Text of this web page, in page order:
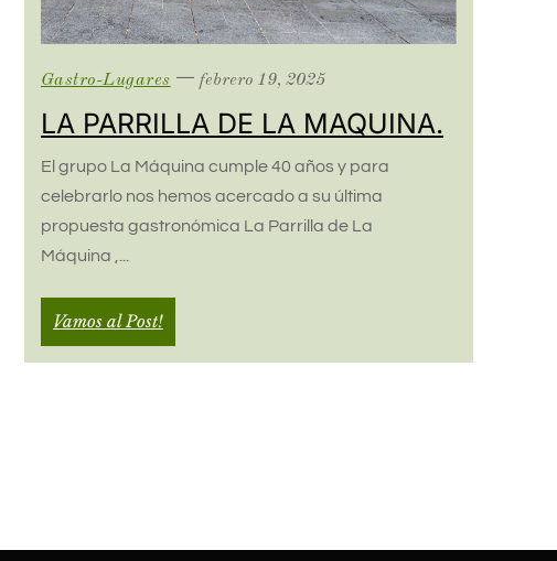
Gastro-Lugares febrero 19, 2025
LA PARRILLA DE LA MAQUINA.
El grupo La Máquina cumple 40 años y para
celebrarlo nos hemos acercado a su última
propuesta gastronómica La Parrilla de La
Máquina ,...
Vamos al Post!